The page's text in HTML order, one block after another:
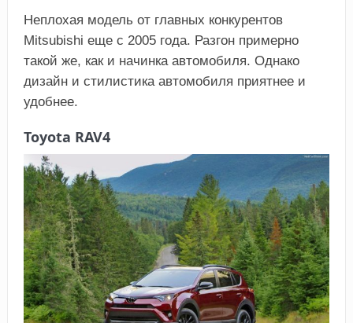
Неплохая модель от главных конкурентов
Mitsubishi еще с 2005 года. Разгон примерно
такой же, как и начинка автомобиля. Однако
дизайн и стилистика автомобиля приятнее и
удобнее.
Toyota RAV4